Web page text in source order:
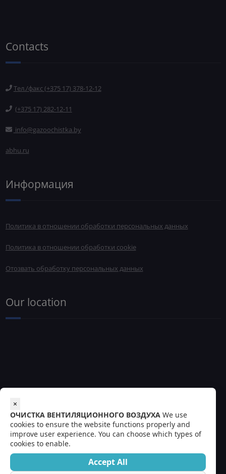
Contacts
Тел./факс (+375 17) 378-12-12
(+375 17) 282-12-11
info@gazoochistka.by
abhu.ru
Информация
Политика в отношении обработки персональных данных
Политика в отношении обработки cookie
Отозвать обработку персональных данных
Our location
×
ОЧИСТКА ВЕНТИЛЯЦИОННОГО ВОЗДУХА We use
cookies to ensure the website functions properly and
improve user experience. You can choose which types of
cookies to enable.
Accept All